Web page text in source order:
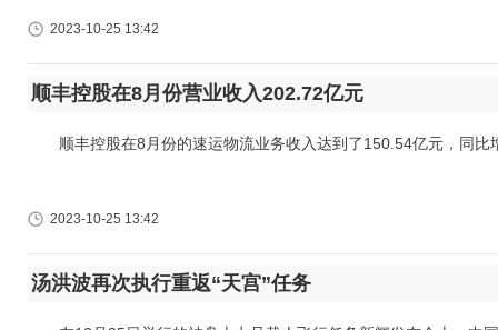
2023-10-25 13:42
顺丰控股在8月份营业收入202.72亿元
顺丰控股在8月份的速运物流业务收入达到了150.54亿元，同比
2023-10-25 13:42
汤洪波再次执行重返“天宫”任务